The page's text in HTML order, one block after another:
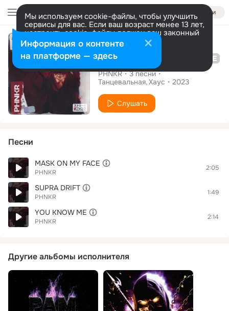
Войти
Мы используем cookie-файлы, чтобы улучшить
сервисы для вас. Если ваш возраст менее 13 лет,
настроить cookie-файлы должен ваш законный
представитель. Больше информации
Разрешить все Настроить
Альбом
PHNKR 3песни
Танцевальная Хаус 2023
Слушать
Песни
MASK ON MY FACE
PHNKR
2:05
SUPRA DRIFT
PHNKR
1:49
YOU KNOW ME
PHNKR
2:14
Другие альбомы исполнителя
Информация о контенте
на платформе — здесь